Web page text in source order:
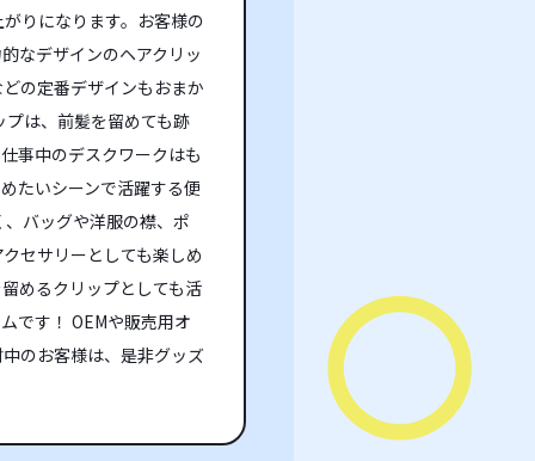
りになります。お客様の
なデザインのヘアクリッ
の定番デザインもおまか
は、前髪を留めても跡
事中のデスクワークはも
たいシーンで活躍する便
バッグや洋服の襟、ポ
セサリーとしても楽しめ
めるクリップとしても活
です！ OEMや販売用オ
のお客様は、是非グッズ